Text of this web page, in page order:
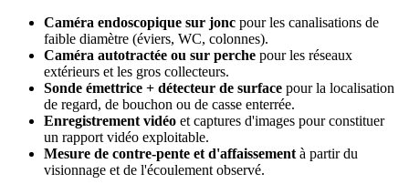
Caméra endoscopique sur jonc pour les canalisations de
faible diamètre (éviers, WC, colonnes).
Caméra autotractée ou sur perche pour les réseaux
extérieurs et les gros collecteurs.
Sonde émettrice + détecteur de surface pour la localisation
de regard, de bouchon ou de casse enterrée.
Enregistrement vidéo et captures d'images pour constituer
un rapport vidéo exploitable.
Mesure de contre-pente et d'affaissement à partir du
visionnage et de l'écoulement observé.